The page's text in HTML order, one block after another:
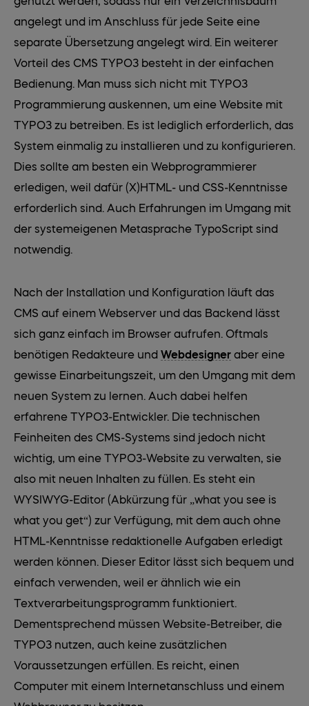
angelegt und im Anschluss für jede Seite eine
separate Übersetzung angelegt wird. Ein weiterer
Vorteil des CMS TYPO3 besteht in der einfachen
Bedienung. Man muss sich nicht mit TYPO3
Programmierung auskennen, um eine Website mit
TYPO3 zu betreiben. Es ist lediglich erforderlich, das
System einmalig zu installieren und zu konfigurieren.
Dies sollte am besten ein Webprogrammierer
erledigen, weil dafür (X)HTML- und CSS-Kenntnisse
erforderlich sind. Auch Erfahrungen im Umgang mit
der systemeigenen Metasprache TypoScript sind
notwendig.
Nach der Installation und Konfiguration läuft das
CMS auf einem Webserver und das Backend lässt
sich ganz einfach im Browser aufrufen. Oftmals
benötigen Redakteure und Webdesigner aber eine
gewisse Einarbeitungszeit, um den Umgang mit dem
neuen System zu lernen. Auch dabei helfen
erfahrene TYPO3-Entwickler. Die technischen
Feinheiten des CMS-Systems sind jedoch nicht
wichtig, um eine TYPO3-Website zu verwalten, sie
also mit neuen Inhalten zu füllen. Es steht ein
WYSIWYG-Editor (Abkürzung für „what you see is
what you get“) zur Verfügung, mit dem auch ohne
HTML-Kenntnisse redaktionelle Aufgaben erledigt
werden können. Dieser Editor lässt sich bequem und
einfach verwenden, weil er ähnlich wie ein
Textverarbeitungsprogramm funktioniert.
Dementsprechend müssen Website-Betreiber, die
TYPO3 nutzen, auch keine zusätzlichen
Voraussetzungen erfüllen. Es reicht, einen
Computer mit einem Internetanschluss und einem